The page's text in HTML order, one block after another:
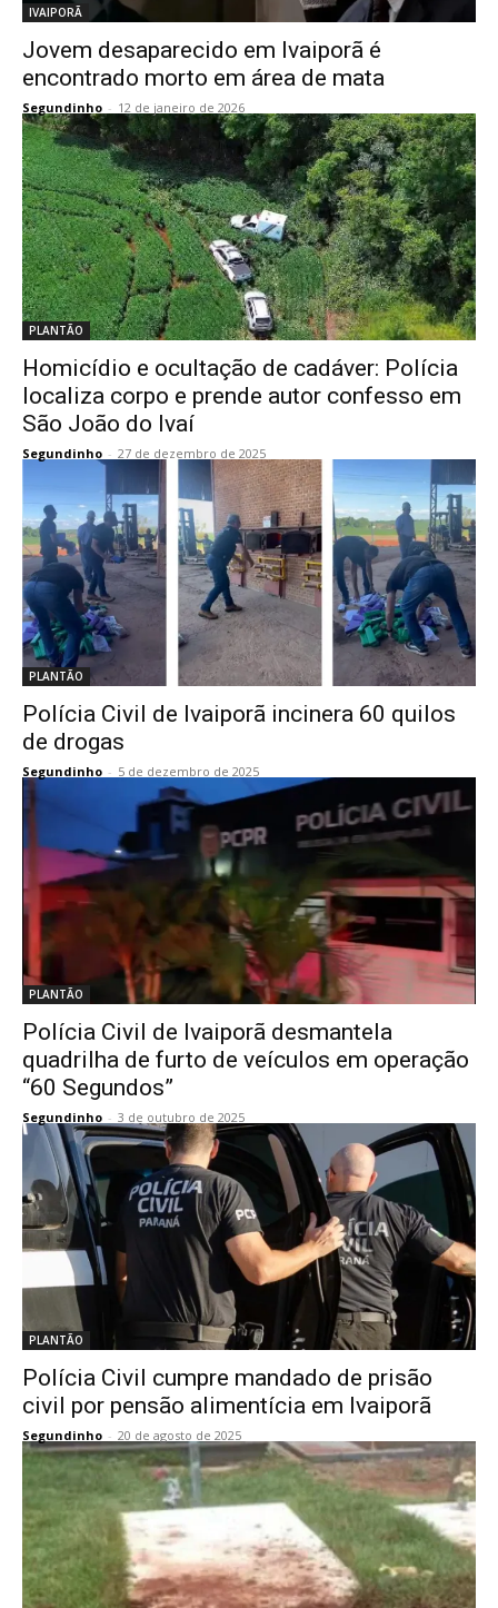
IVAIPORÃ
Jovem desaparecido em Ivaiporã é
encontrado morto em área de mata
Segundinho - 12 de janeiro de 2026
PLANTÃO
Homicídio e ocultação de cadáver: Polícia
localiza corpo e prende autor confesso em
São João do Ivaí
Segundinho - 27 de dezembro de 2025
PLANTÃO
Polícia Civil de Ivaiporã incinera 60 quilos
de drogas
Segundinho - 5 de dezembro de 2025
PLANTÃO
Polícia Civil de Ivaiporã desmantela
quadrilha de furto de veículos em operação
“60 Segundos”
Segundinho - 3 de outubro de 2025
PLANTÃO
Polícia Civil cumpre mandado de prisão
civil por pensão alimentícia em Ivaiporã
Segundinho - 20 de agosto de 2025